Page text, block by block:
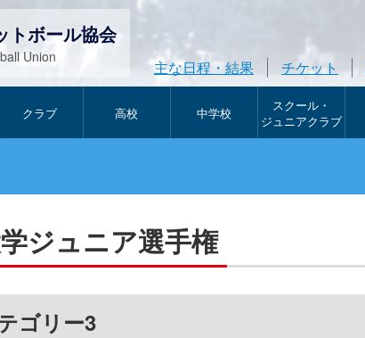
トボール協会
Union
主な日程・結果 チケット
クラブ 高校 中学校
スクール・
ジュニアクラブ
ジュニア選手権
ゴリー3